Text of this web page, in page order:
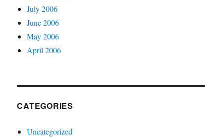
July 2006
June 2006
May 2006
April 2006
CATEGORIES
Uncategorized